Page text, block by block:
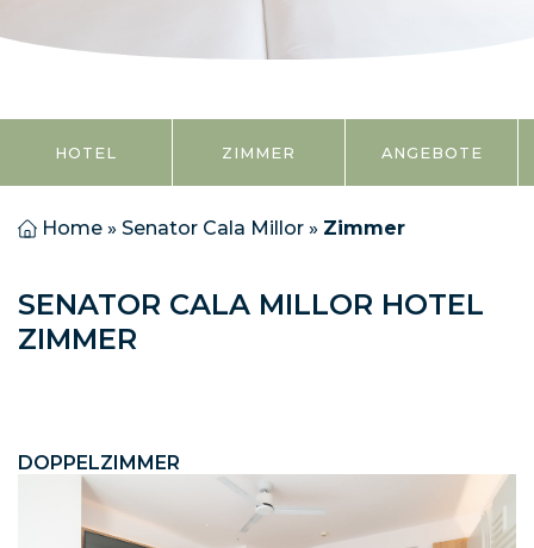
HOTEL ZIMMER ANGEBOTE
Home » Senator Cala Millor » Zimmer
SENATOR CALA MILLOR HOTEL
ZIMMER
DOPPELZIMMER